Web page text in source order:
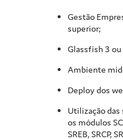
Gestão
superior;
Glassfish 3
Ambiente
Deploy dos
Utilização
os módulos
SREB, SRCP,